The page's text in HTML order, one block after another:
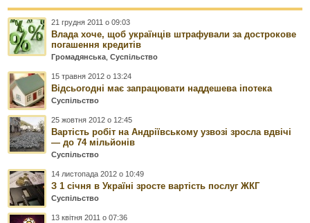
21 грудня 2011 о 09:03
Влада хоче, щоб українців штрафували за дострокове
погашення кредитів
Громадянська ,Суспільство
15 травня 2012 о 13:24
Відсьогодні має запрацювати наддешева іпотека
Суспільство
25 жовтня 2012 о 12:45
Вартість робіт на Андріївському узвозі зросла вдвічі
— до 74 мільйонів
Суспільство
14 листопада 2012 о 10:49
З 1 січня в Україні зросте вартість послуг ЖКГ
Суспільство
13 квітня 2011 о 07:36